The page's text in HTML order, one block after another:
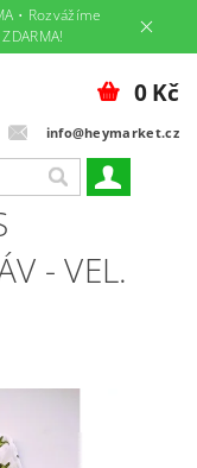
• Rozvážíme
info@heymarket.cz
0 Kč
- VEL.